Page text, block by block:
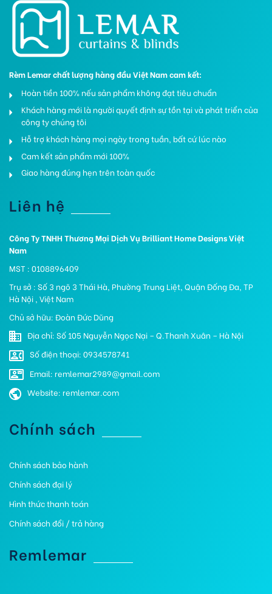
Rèm Lemar chất lượng hàng đầu Việt Nam cam kết:
Hoàn tiền 100% nếu sản phẩm không đạt tiêu chuẩn
Khách hàng mới là người quyết định sự tồn tại và phát triển của
công ty chúng tôi
Hỗ trợ khách hàng mọi ngày trong tuần, bất cứ lúc nào
Cam kết sản phẩm mới 100%
Giao hàng đúng hẹn trên toàn quốc
Liên hệ
Công Ty TNHH Thương Mại Dịch Vụ Brilliant Home Designs Việt
Nam
MST : 0108896409
Trụ sở : Số 3 ngõ 3 Thái Hà, Phường Trung Liệt, Quận Đống Đa, TP
Hà Nội , Việt Nam
Chủ sở hữu: Đoàn Đức Dũng
Địa chỉ: Số 105 Nguyễn Ngọc Nại – Q.Thanh Xuân – Hà Nội
Số điện thoại: 0934578741
Email: remlemar2989@gmail.com
Website: remlemar.com
Chính sách
Chính sách bảo hành
Chính sách đại lý
Hình thức thanh toán
Chính sách đổi / trả hàng
Remlemar